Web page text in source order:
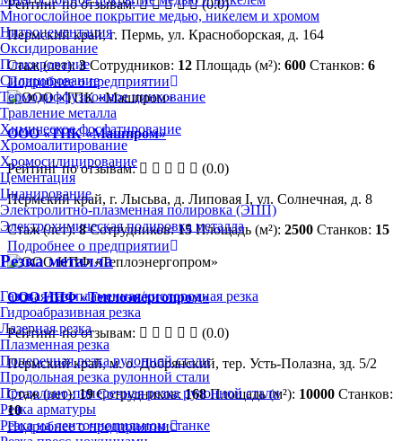
Многослойное покрытие медью, никелем и хромом
Нитроцементация
Оксидирование
Плакирование
Силицирование
Термодиффузионное цинкование
Травление металла
Химическое фосфатирование
Хромоалитирование
Хромосилицирование
Цементация
Цианирование
Электролитно-плазменная полировка (ЭПП)
Электрохимическая полировка металла
Резка металла
Газовая/газопламенная/кислородная резка
Гидроабразивная резка
Лазерная резка
Плазменная резка
Поперечная резка рулонной стали
Продольная резка рулонной стали
Продольно-поперечная резка рулонной стали
Резка арматуры
Резка на ленточнопильном станке
Рейтинг по отзывам:
(0.0)
Пермский край, г. Пермь, ул. Красноборская, д. 164
Стаж (лет):3 Сотрудников: 12 Площадь (м²): 600 Станков: 6
Подробнее о предприятии
ООО «ТПК «Машпром»
Рейтинг по отзывам:
(0.0)
Пермский край, г. Лысьва, д. Липовая I, ул. Солнечная, д. 8
Стаж (лет):8 Сотрудников:15 Площадь (м²): 2500 Станков: 15
Подробнее о предприятии
ООО НПФ «Теплоэнергопром»
Рейтинг по отзывам:
(0.0)
Пермский край, м. о. Добрянский, тер. Усть-Полазна, зд. 5/2
Стаж (лет):19 Сотрудников:168 Площадь (м²): 10000 Станков:
10
Подробнее о предприятии